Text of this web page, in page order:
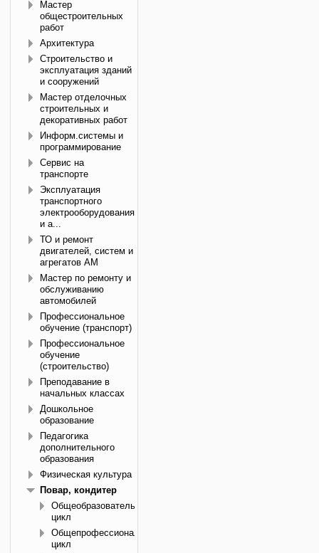
Мастер
общестроительных
работ
Архитектура
Строительство и
эксплуатация зданий
и сооружений
Мастер отделочных
строительных и
декоративных работ
Информ.системы и
программирование
Сервис на
транспорте
Эксплуатация
транспортного
электрооборудования
и а...
ТО и ремонт
двигателей, систем и
агрегатов АМ
Мастер по ремонту и
обслуживанию
автомобилей
Профессиональное
обучение (транспорт)
Профессиональное
обучение
(строительство)
Преподавание в
начальных классах
Дошкольное
образование
Педагогика
дополнительного
образования
Физическая культура
Повар, кондитер
Общеобразовательный
цикл
Общепрофессиональный
цикл